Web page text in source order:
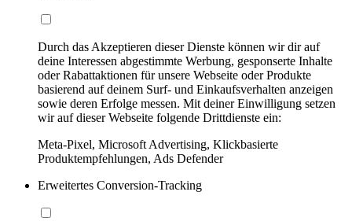
Durch das Akzeptieren dieser Dienste können wir dir auf
deine Interessen abgestimmte Werbung, gesponserte Inhalte
oder Rabattaktionen für unsere Webseite oder Produkte
basierend auf deinem Surf- und Einkaufsverhalten anzeigen
sowie deren Erfolge messen. Mit deiner Einwilligung setzen
wir auf dieser Webseite folgende Drittdienste ein:
Meta-Pixel, Microsoft Advertising, Klickbasierte
Produktempfehlungen, Ads Defender
Erweitertes Conversion-Tracking